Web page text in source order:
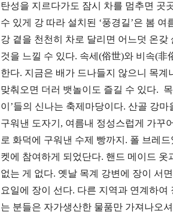
탄성을 지르다가도 잠시 차를 멈추면 곳
수 있게 강 따라 설치된 ‘풍경길’은 봄
강 곁을 천천히 차로 달리면 어느덧 온
것을 느낄 수 있다. 속세(俗世)와 비속(
한다. 지금은 배가 드나들지 않으니 목
맞춰오면 더러 뱃놀이도 즐길 수 있다.
이’들의 신나는 축제마당이다. 산골 강
구워낸 도자기, 여름내 정성스럽게 가꾸
로 화덕에 구워낸 수제 빵까지. 폴 브레
켓에 참여하게 되었단다. 핸드 메이드
없는 게 없다. 옛날 목계 강변에 장이 서
요일에 장이 선다. 다른 지역과 연계하
는 분들은 자가생산한 물품만 가져나오